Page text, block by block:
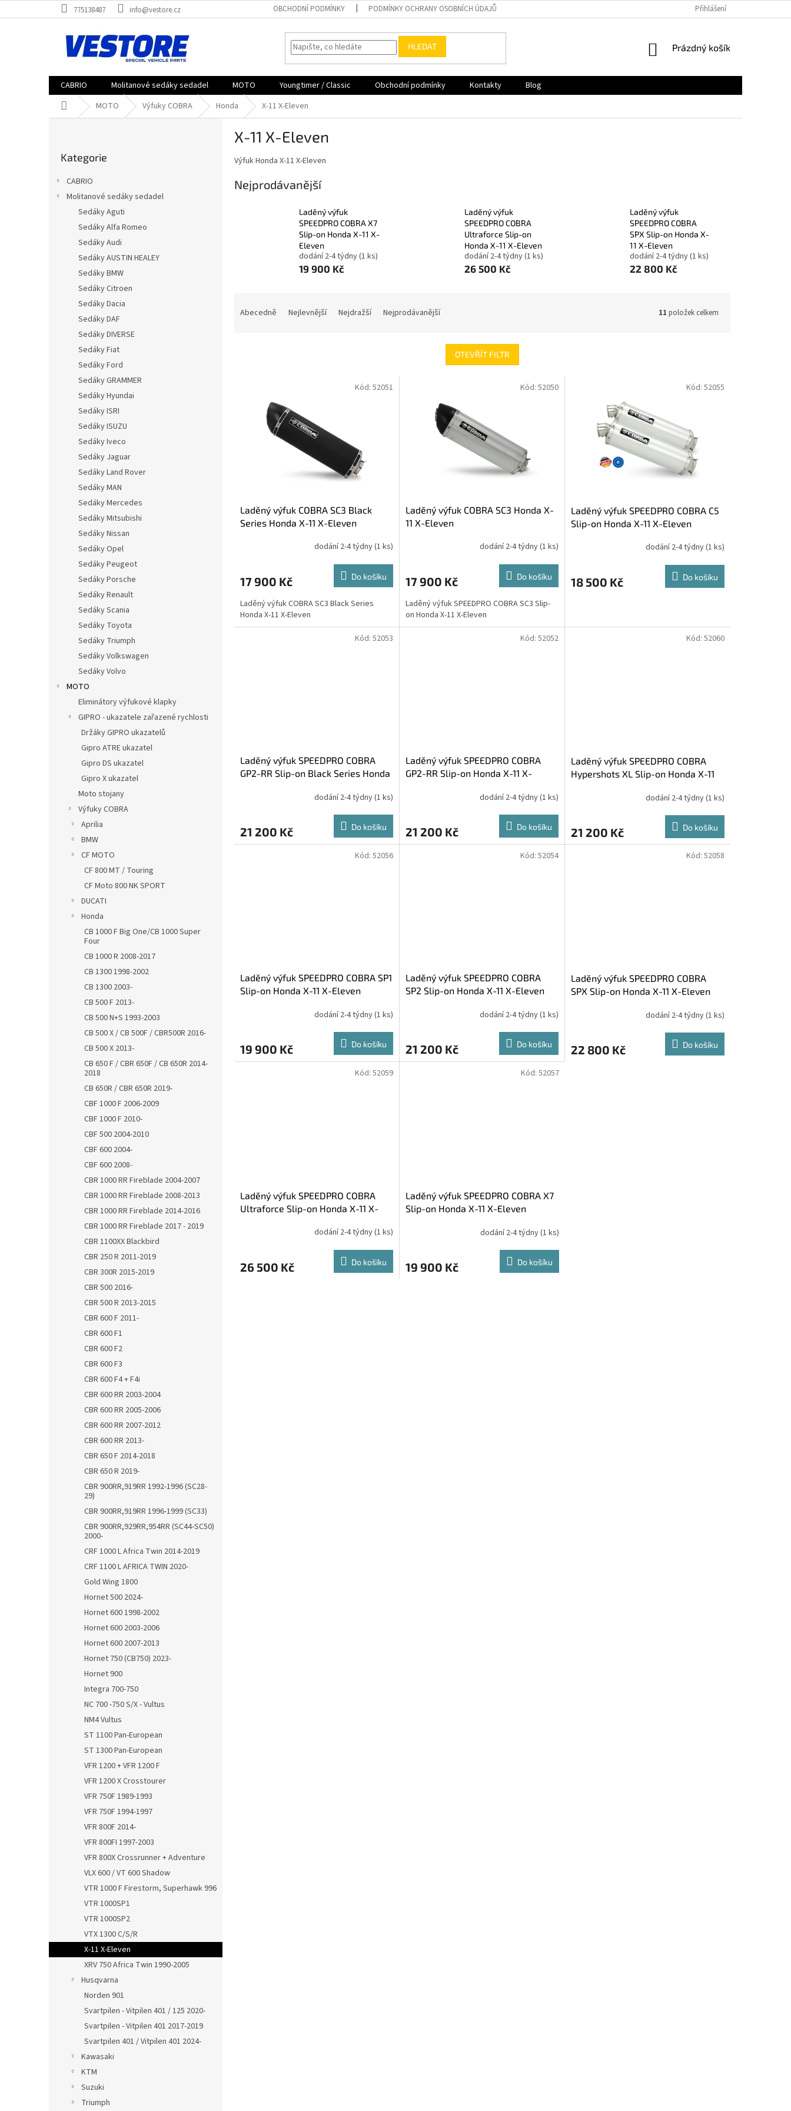
na
775138487 info@vestore.cz OBCHODNÍ PODMÍNKY PODMÍNKY OCHRANY OSOBNÍCH ÚDAJŮ Přihlášení
HLEDAT
NÁKUPNÍ
Prázdný košík
CABRIO Molitanové sedáky sedadel MOTO Youngtimer / Classic Obchodní podmínky Kontakty
Blog
Domů MOTO Výfuky COBRA Honda X-11 X-Eleven
kategorie
Kategorie
CABRIO
Molitanové sedáky sedadel
Sedáky Aguti
Sedáky Alfa Romeo
Sedáky Audi
Sedáky AUSTIN HEALEY
Sedáky BMW
Sedáky Citroen
Sedáky Dacia
Sedáky DAF
Sedáky DIVERSE
Sedáky Fiat
Sedáky Ford
Sedáky GRAMMER
Sedáky Hyundai
Sedáky ISRI
Sedáky ISUZU
Sedáky Iveco
Sedáky Jaguar
Sedáky Land Rover
Sedáky MAN
Sedáky Mercedes
Sedáky Mitsubishi
Sedáky Nissan
Sedáky Opel
Sedáky Peugeot
Sedáky Porsche
Sedáky Renault
Sedáky Scania
Sedáky Toyota
Sedáky Triumph
Sedáky Volkswagen
Sedáky Volvo
MOTO
Eliminátory výfukové klapky
GIPRO - ukazatele zařazené rychlosti
Držáky GIPRO ukazatelů
Gipro ATRE ukazatel
Gipro DS ukazatel
Gipro X ukazatel
Moto stojany
Výfuky COBRA
Aprilia
BMW
CF MOTO
CF 800 MT / Touring
CF Moto 800 NK SPORT
DUCATI
Honda
CB 1000 F Big One/CB 1000 Super
Four
CB 1000 R 2008-2017
CB 1300 1998-2002
CB 1300 2003-
CB 500 F 2013-
CB 500 N+S 1993-2003
CB 500 X / CB 500F / CBR500R 2016-
CB 500 X 2013-
CB 650 F / CBR 650F / CB 650R 2014-
2018
CB 650R / CBR 650R 2019-
CBF 1000 F 2006-2009
CBF 1000 F 2010-
CBF 500 2004-2010
CBF 600 2004-
CBF 600 2008-
CBR 1000 RR Fireblade 2004-2007
CBR 1000 RR Fireblade 2008-2013
CBR 1000 RR Fireblade 2014-2016
CBR 1000 RR Fireblade 2017 - 2019
CBR 1100XX Blackbird
CBR 250 R 2011-2019
CBR 300R 2015-2019
CBR 500 2016-
CBR 500 R 2013-2015
CBR 600 F 2011-
CBR 600 F1
CBR 600 F2
CBR 600 F3
CBR 600 F4 + F4i
CBR 600 RR 2003-2004
CBR 600 RR 2005-2006
CBR 600 RR 2007-2012
CBR 600 RR 2013-
CBR 650 F 2014-2018
CBR 650 R 2019-
CBR 900RR,919RR 1992-1996 (SC28-
29)
CBR 900RR,919RR 1996-1999 (SC33)
CBR 900RR,929RR,954RR (SC44-SC50)
2000-
CRF 1000 L Africa Twin 2014-2019
CRF 1100 L AFRICA TWIN 2020-
Gold Wing 1800
Hornet 500 2024-
Hornet 600 1998-2002
Hornet 600 2003-2006
Hornet 600 2007-2013
Hornet 750 (CB750) 2023-
Hornet 900
Integra 700-750
NC 700 -750 S/X - Vultus
NM4 Vultus
ST 1100 Pan-European
ST 1300 Pan-European
VFR 1200 + VFR 1200 F
VFR 1200 X Crosstourer
VFR 750F 1989-1993
VFR 750F 1994-1997
VFR 800F 2014-
VFR 800FI 1997-2003
VFR 800X Crossrunner + Adventure
VLX 600 / VT 600 Shadow
VTR 1000 F Firestorm, Superhawk 996
VTR 1000SP1
VTR 1000SP2
VTX 1300 C/S/R
X-11 X-Eleven
XRV 750 Africa Twin 1990-2005
Husqvarna
Norden 901
Svartpilen - Vitpilen 401 / 125 2020-
Svartpilen - Vitpilen 401 2017-2019
Svartpilen 401 / Vitpilen 401 2024-
Kawasaki
KTM
Suzuki
Triumph
X-11 X-Eleven
Výfuk Honda X-11 X-Eleven
Nejprodávanější
Laděný výfuk
SPEEDPRO COBRA X7
Slip-on Honda X-11 X-
Eleven
dodání 2-4 týdny(1 ks)
19 900 Kč
Laděný výfuk
SPEEDPRO COBRA
Ultraforce Slip-on
Honda X-11 X-Eleven
dodání 2-4 týdny(1 ks)
26 500 Kč
Laděný výfuk
SPEEDPRO COBRA
SPX Slip-on Honda X-
11 X-Eleven
dodání 2-4 týdny(1 ks)
22 800 Kč
Abecedně Nejlevnější Nejdražší Nejprodávanější 11 položek celkem
OTEVŘÍT FILTR
Laděný výfuk COBRA SC3 Black
Series Honda X-11 X-Eleven
dodání 2-4 týdny(1 ks)
17 900 Kč Do košíku
Laděný výfuk COBRA SC3 Black Series
Honda X-11 X-Eleven
Kód: 52051
Laděný výfuk COBRA SC3 Honda X-
11 X-Eleven
dodání 2-4 týdny(1 ks)
17 900 Kč Do košíku
Laděný výfuk SPEEDPRO COBRA SC3 Slip-
on Honda X-11 X-Eleven
Kód: 52050
Laděný výfuk SPEEDPRO COBRA C5
Slip-on Honda X-11 X-Eleven
dodání 2-4 týdny(1 ks)
18 500 Kč Do košíku
Kód: 52055
Laděný výfuk SPEEDPRO COBRA
GP2-RR Slip-on Black Series Honda
dodání 2-4 týdny(1 ks)
21 200 Kč Do košíku
Kód: 52053
Laděný výfuk SPEEDPRO COBRA
GP2-RR Slip-on Honda X-11 X-
dodání 2-4 týdny(1 ks)
21 200 Kč Do košíku
Kód: 52052
Laděný výfuk SPEEDPRO COBRA
Hypershots XL Slip-on Honda X-11
dodání 2-4 týdny(1 ks)
21 200 Kč Do košíku
Kód: 52060
Laděný výfuk SPEEDPRO COBRA SP1
Slip-on Honda X-11 X-Eleven
dodání 2-4 týdny(1 ks)
19 900 Kč Do košíku
Kód: 52056
Laděný výfuk SPEEDPRO COBRA
SP2 Slip-on Honda X-11 X-Eleven
dodání 2-4 týdny(1 ks)
21 200 Kč Do košíku
Kód: 52054
Laděný výfuk SPEEDPRO COBRA
SPX Slip-on Honda X-11 X-Eleven
dodání 2-4 týdny(1 ks)
22 800 Kč Do košíku
Kód: 52058
Laděný výfuk SPEEDPRO COBRA
Ultraforce Slip-on Honda X-11 X-
dodání 2-4 týdny(1 ks)
26 500 Kč Do košíku
Kód: 52059
Laděný výfuk SPEEDPRO COBRA X7
Slip-on Honda X-11 X-Eleven
dodání 2-4 týdny(1 ks)
19 900 Kč Do košíku
Kód: 52057